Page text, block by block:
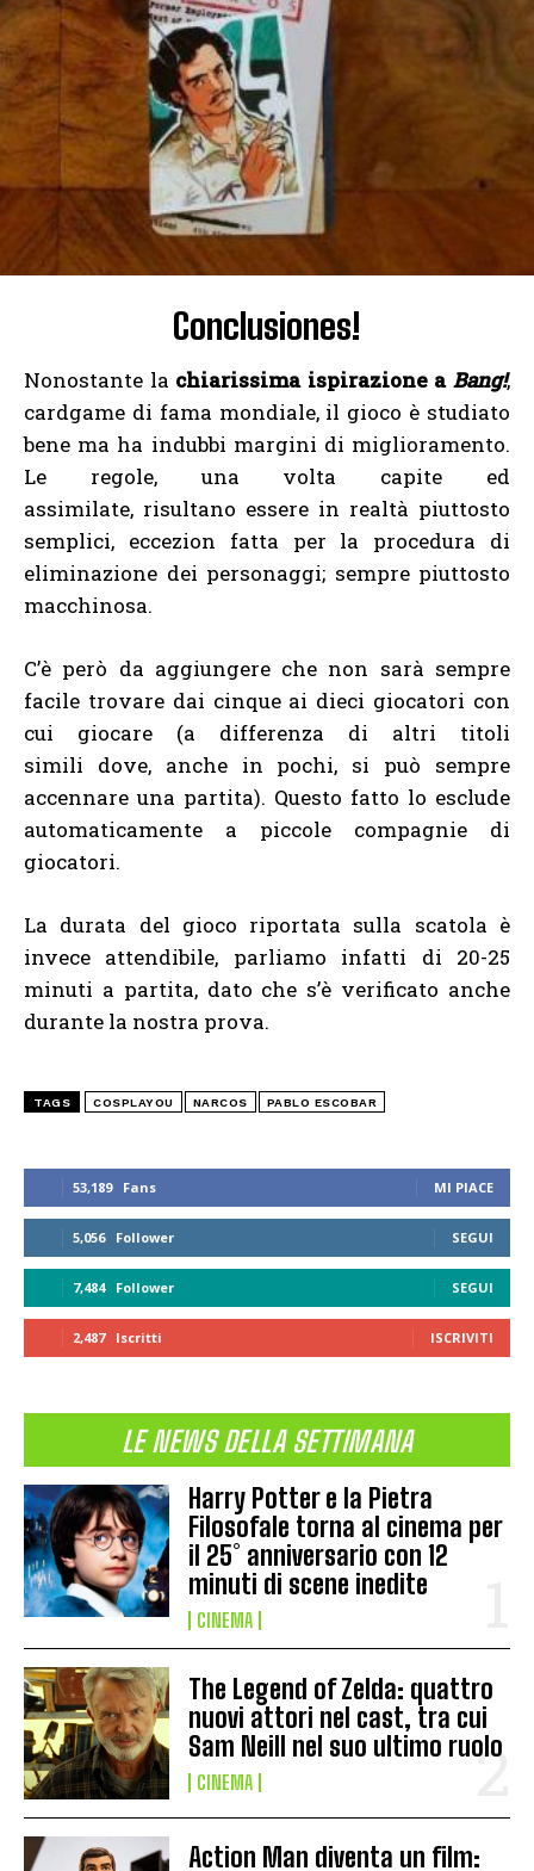
53,189 Fans MI PIACE
5,056 Follower SEGUI
7,484 Follower SEGUI
2,487 Iscritti ISCRIVITI
LE NEWS DELLA SETTIMANA
Harry Potter e la Pietra
Filosofale torna al cinema per
il 25° anniversario con 12
minuti di scene inedite
CINEMA
The Legend of Zelda: quattro
nuovi attori nel cast, tra cui
Sam Neill nel suo ultimo ruolo
CINEMA
Action Man diventa un film:
Conclusiones!
Nonostante la chiarissima ispirazione aBang!,
cardgame di fama mondiale, il gioco è studiato
bene ma ha indubbi margini di miglioramento.
Le regole, una volta capite ed
assimilate, risultano essere in realtà piuttosto
semplici, eccezion fatta per la procedura di
eliminazione dei personaggi; sempre piuttosto
macchinosa.
C’è però da aggiungere che non sarà sempre
facile trovare dai cinque ai dieci giocatori con
cui giocare (a differenza di altri titoli
simili dove, anche in pochi, si può sempre
accennare una partita). Questo fatto lo esclude
automaticamente a piccole compagnie di
giocatori.
La durata del gioco riportata sulla scatola è
invece attendibile, parliamo infatti di 20-25
minuti a partita, dato che s’è verificato anche
durante la nostra prova.
TAGS COSPLAYOU NARCOS PABLO ESCOBAR